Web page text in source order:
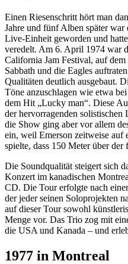
Einen Riesenschritt hört man
Jahre und fünf Alben später war
Live-Einheit geworden und
veredelt. Am 6. April 1974 war
California Jam Festival, auf
Sabbath und die Eagles
Qualitäten deutlich ausgebaut.
Töne anzuschlagen wie etwa
dem Hit „Lucky man“. Diese
der hervorragenden
die Show ging aber vor allem
ein, weil Emerson zeitweise auf
spielte, dass 150 Meter über der
Die Soundqualität steigert sich
Konzert im kanadischen
CD. Die Tour erfolgte nach
der jeder seinen Soloprojekten
auf dieser Tour sowohl
Menge vor. Das Trio zog mit
die USA und Kanada – und
1977 in Montreal